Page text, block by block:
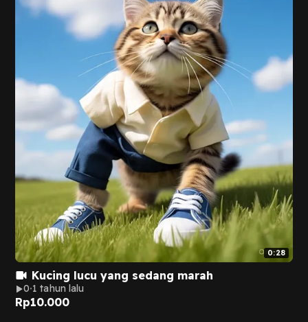
0:28
Kucing lucu yang sedang marah
0 1 tahun lalu
Rp10.000